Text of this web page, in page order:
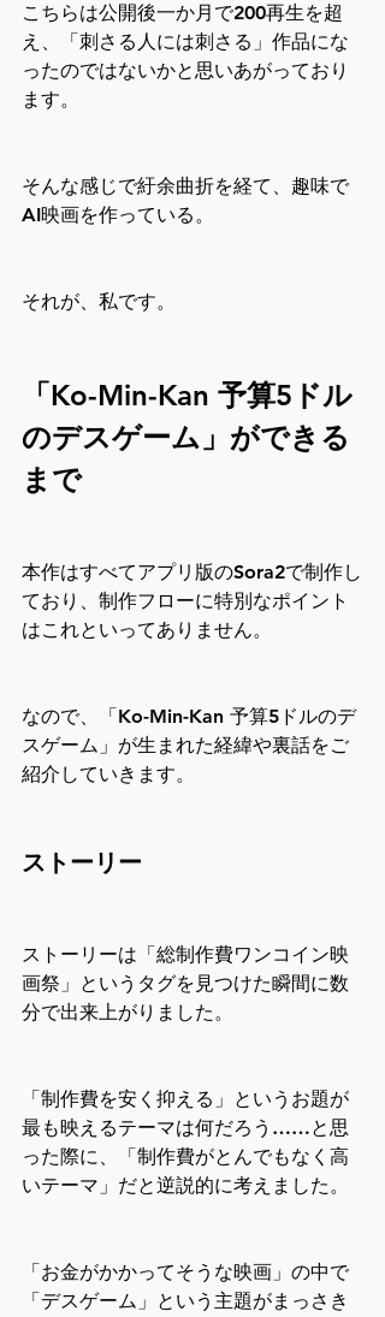
こちらは公開後一か月で200再生を超
え、「刺さる人には刺さる」作品にな
ったのではないかと思いあがっており
ます。
そんな感じで紆余曲折を経て、趣味で
AI映画を作っている。
それが、私です。
「Ko-Min-Kan 予算5ドル
のデスゲーム」ができる
まで
本作はすべてアプリ版のSora2で制作し
ており、制作フローに特別なポイント
はこれといってありません。
なので、「Ko-Min-Kan 予算5ドルのデ
スゲーム」が生まれた経緯や裏話をご
紹介していきます。
ストーリー
ストーリーは「総制作費ワンコイン映
画祭」というタグを見つけた瞬間に数
分で出来上がりました。
「制作費を安く抑える」というお題が
最も映えるテーマは何だろう……と思
った際に、「制作費がとんでもなく高
いテーマ」だと逆説的に考えました。
「お金がかかってそうな映画」の中で
「デスゲーム」という主題がまっさき